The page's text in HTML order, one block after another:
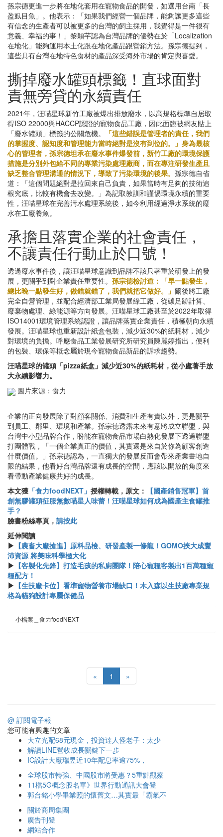
孫宗德更進一步將在地化套用在寵物食品的開發，如選用台南「長
盈虱目魚」。他表示：「如果我們經營一個品牌，能夠讓更多這些
有信念的生產者可以被更多的台灣的飼主採用，我覺得是一件很有
意義、幸福的事！」黎穎芊認為台灣品牌的優勢在於「Localization
在地化」能夠運用本土化跟在地化產品跟營銷方法。孫宗德提到，
這些具有台灣在地特色食材的產品深受海外市場的肯定與喜愛。
撕掉廢水罐頭標籤！直球面對
責無旁貸的永續責任
2021年，汪喵星球新竹工廠被爆出排放廢水，以高規格標準自居取
得ISO 22000與HACCP認證的寵物食品工廠，因此面臨被網友貼上
「廢水罐頭」標籤的公關危機。
「這些錯誤是管理者的責任，我們
的掌握度、認知度和管理能力當時絕對是沒有到位的。」身為最核
心的管理者，孫宗德坦承在廢水事件爆發前，新竹工廠的環境保護
措施是分別外包給不同的專業污染處理廠商，而在專注研發生產且
缺乏整合管理溝通的情況下，導致了污染環境的後果。 孫宗德自省
道：「這個問題絕對是拉回來自己負責，如果當時有足夠的技術追
根究底，比較有機會去改變。」為記取教訓和謹惕環境永續的重要
性，汪喵星球在完善污水處理系統後，如今利用經過淨水系統的廢
水在工廠養魚。
承擔且落實企業的社會責任，
不讓責任行動止於口號！
透過廢水事件後，讓汪喵星球意識到品牌不該只著重於研發上的發
展，更關乎到對企業責任重要性。 孫宗德檢討道：「早一點發生，
總比晚一點發生好，做錯就錯了，我們就把它做好。」 爾後將工廠
完全自營管理，並配合經濟部工業局發展綠工廠，從碳足跡計算、
廢棄物處理、綠能源等方向發展。汪喵星球工廠甚至於2022年取得
ISO14001環境管理系統認證，讓品牌落實企業責任，積極朝向永續
發展。汪喵星球也重新設計紙盒包裝，減少近30%的紙耗材，減少
對環境的負擔。呼應食品工業發展研究所研究員陳麗婷指出，便利
的包裝、環保等概念屬於現今寵物食品新品的訴求趨勢。
汪喵星球的罐頭「pizza紙盒」減少近30%的紙耗材，從小處著手放
大永續影響力。
圖片來源：食力
企業的正向發展除了對顧客關係、消費和生產有責以外，更是關乎
到員工、鄰里、環境和產業。孫宗德透露未來有意將成立聯盟，與
台灣中小型品牌合作，盼能在寵物食品市場白熱化發展下透過聯盟
打團體戰，「一個企業真正的價值，其實還是來自於你為顧客創造
什麼價值。」孫宗德認為，一直獨大的發展反而會帶來產業畫地自
限的結果，他看好台灣品牌還有成長的空間，應該以開放的角度來
看帶動產業健康共好的成長。
本文獲 「食力foodNEXT」 授權轉載，原文：
【國產銷售冠軍】首
創無膠罐頭征服無數喵星人味蕾！汪喵星球如何成為國產主食罐推
手？
臉書粉絲專頁， 請按此
延伸閱讀
▶ 【農畜大廠搶進】原料品檢、研發產製一條龍！GOMO挾大成豐
沛資源 將美味科學極大化
▶ 【客製化先鋒】打造毛孩的私廚團隊！陪心寵糧客製出1百萬種寵
糧配方！
▶ 【生技廠卡位】看準寵物營養市場缺口！木入森以生技廠專業規
格為貓狗設計專屬保健品
小檔案＿食力foodNEXT
« 1 »
@ 訂閱電子報
您可能有興趣的文章
大立光配68元現金，投資達人怪老子：太少
解讀LINE營收成長關鍵下一步
IC設計大廠瑞昱近10年配息率逾75%，
全球股市轉強、中國股市將受惠？5重點觀察
11檔5G概念股名單》世界行動通訊大會登
郭台銘小學畢業照的懷舊文…其實最「霸氣不
關於商周集團
廣告刊登
網站合作